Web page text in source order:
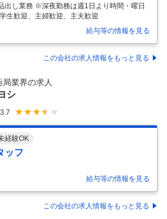
出し業務 ※深夜勤務は週1日より時間・曜日
生歓迎、主婦歓迎、主夫歓迎
給与等の情報を見る
この会社の求人情報をもっと見る
局業界の求人
シ
3.7
経験OK
ッフ
給与等の情報を見る
この会社の求人情報をもっと見る